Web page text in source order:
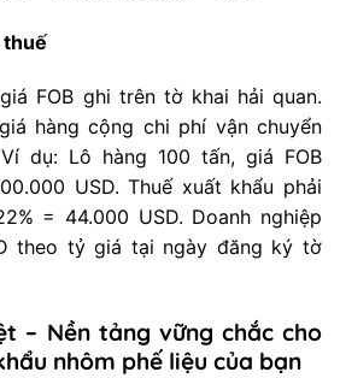
thuế
FOB ghi trên tờ khai hải quan.
hàng cộng chi phí vận chuyển
dụ: Lô hàng 100 tấn, giá FOB
USD. Thuế xuất khẩu phải
= 44.000 USD. Doanh nghiệp
theo tỷ giá tại ngày đăng ký tờ
– Nền tảng vững chắc cho
nhôm phế liệu của bạn